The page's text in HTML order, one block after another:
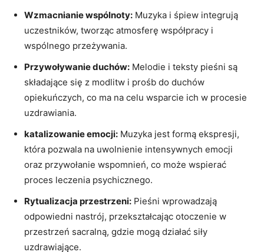
Wzmacnianie wspólnoty: Muzyka i śpiew integrują
uczestników, tworząc atmosferę współpracy i
wspólnego przeżywania.
Przywoływanie duchów: Melodie i teksty pieśni są
składające się z modlitw i prośb do duchów
opiekuńczych, co ma na celu wsparcie ich w procesie
uzdrawiania.
katalizowanie emocji: Muzyka jest formą ekspresji,
która pozwala na uwolnienie intensywnych emocji
oraz przywołanie wspomnień, co może wspierać
proces leczenia psychicznego.
Rytualizacja przestrzeni: Pieśni wprowadzają
odpowiedni nastrój, przekształcając otoczenie w
przestrzeń sacralną, gdzie mogą działać siły
uzdrawiające.